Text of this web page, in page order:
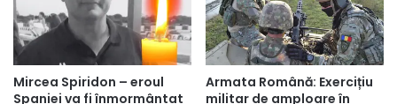
Mircea Spiridon – eroul
Spaniei va fi înmormântat
Armata Română: Exercițiu
militar de amploare în